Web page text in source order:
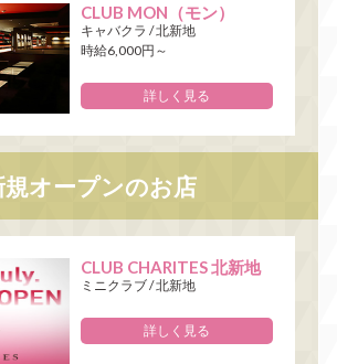
CLUB MON（モン）
キャバクラ /北新地
時給6,000円～
詳しく見る
規オープンのお店
CLUB CHARITES 北新地
ミニクラブ/北新地
詳しく見る